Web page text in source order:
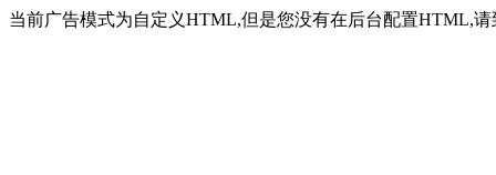
当前广告模式为自定义HTML,但是您没有在后台配置HTML,